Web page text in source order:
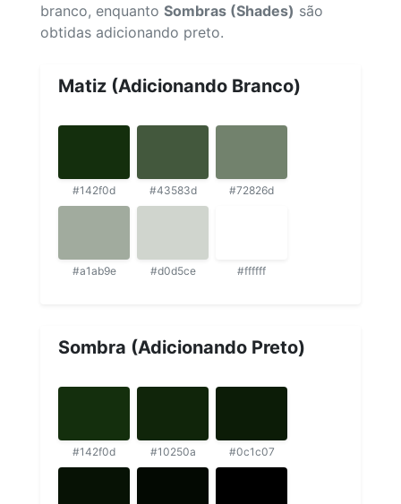
branco, enquanto Sombras (Shades) são
obtidas adicionando preto.
Matiz (Adicionando Branco)
#142f0d #43583d #72826d
#a1ab9e #d0d5ce #ffffff
Sombra (Adicionando Preto)
#142f0d #10250a #0c1c07